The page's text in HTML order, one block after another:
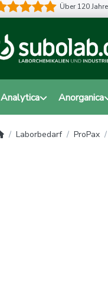
Über 120
Analytica Anorganica
Laborbedarf ProPax